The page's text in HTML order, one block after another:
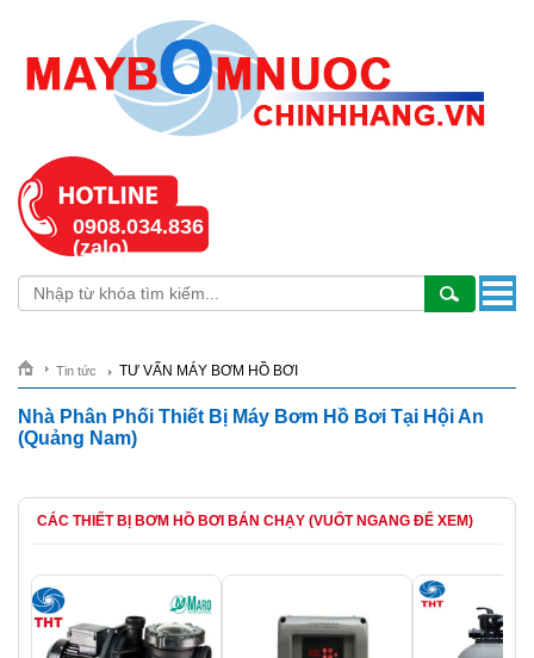
0908.034.836
(zalo)
Tin tức TƯ VẤN MÁY BƠM HỒ BƠI
Nhà Phân Phối Thiết Bị Máy Bơm Hồ Bơi Tại Hội An
(Quảng Nam)
CÁC THIẾT BỊ BƠM HỒ BƠI BÁN CHẠY (VUỐT NGANG ĐỂ XEM)